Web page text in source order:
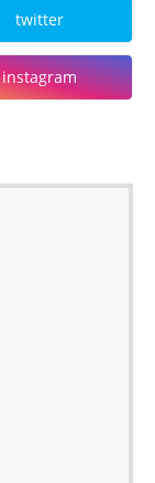
twitter
instagram